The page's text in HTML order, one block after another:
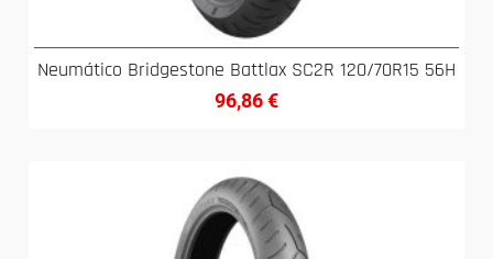
Neumático Bridgestone Battlax SC2R 120/70R15 56H
96,86€